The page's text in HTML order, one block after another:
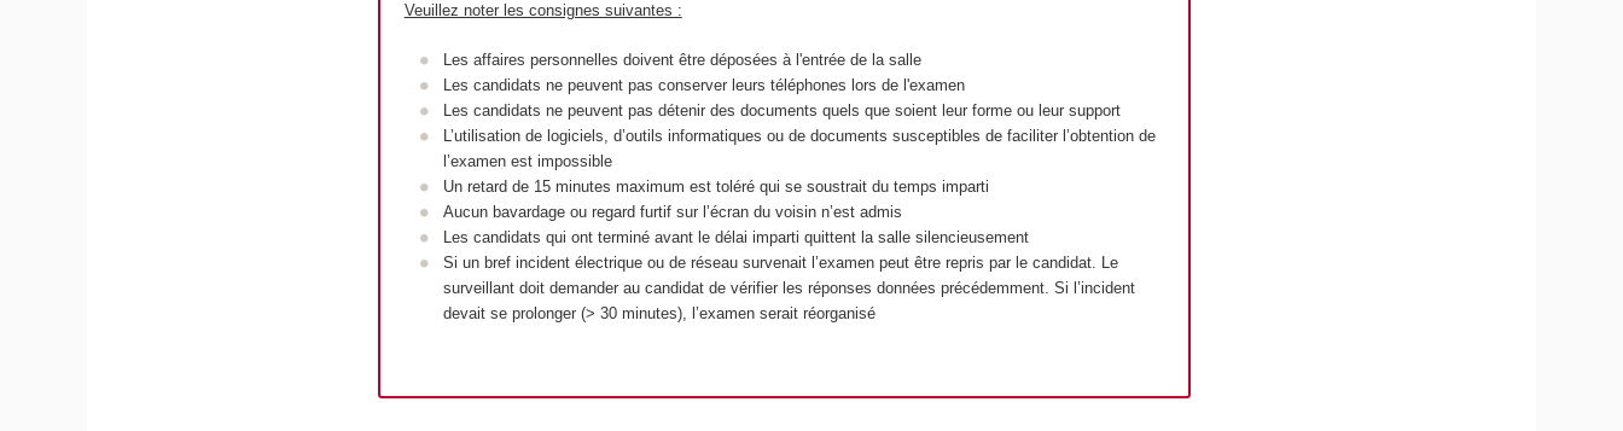
Veuillez noter les consignes suivantes :
Les affaires personnelles doivent être déposées à l'entrée de la salle
Les candidats ne peuvent pas conserver leurs téléphones lors de l'examen
Les candidats ne peuvent pas détenir des documents quels que soient leur forme ou leur support
L’utilisation de logiciels, d’outils informatiques ou de documents susceptibles de faciliter l’obtention de
l’examen est impossible
Un retard de 15 minutes maximum est toléré qui se soustrait du temps imparti
Aucun bavardage ou regard furtif sur l’écran du voisin n’est admis
Les candidats qui ont terminé avant le délai imparti quittent la salle silencieusement
Si un bref incident électrique ou de réseau survenait l’examen peut être repris par le candidat. Le
surveillant doit demander au candidat de vérifier les réponses données précédemment. Si l’incident
devait se prolonger (> 30 minutes), l’examen serait réorganisé